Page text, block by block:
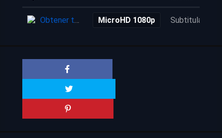
Obtener torrent MicroHD 1080p Subtitulada